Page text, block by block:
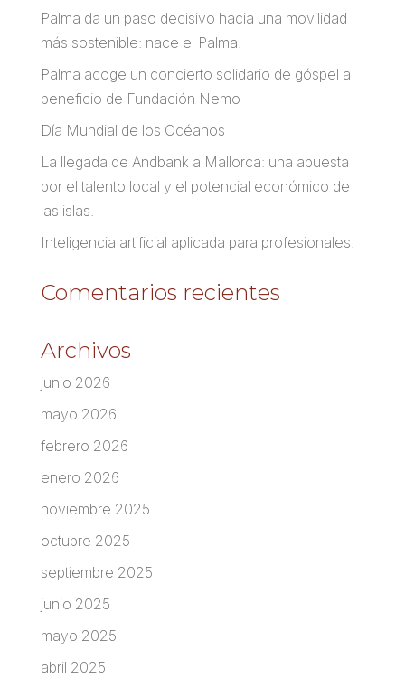
Palma da un paso decisivo hacia una movilidad
más sostenible: nace el Palma.
Palma acoge un concierto solidario de góspel a
beneficio de Fundación Nemo
Día Mundial de los Océanos
La llegada de Andbank a Mallorca: una apuesta
por el talento local y el potencial económico de
las islas.
Inteligencia artificial aplicada para profesionales.
Comentarios recientes
Archivos
junio 2026
mayo 2026
febrero 2026
enero 2026
noviembre 2025
octubre 2025
septiembre 2025
junio 2025
mayo 2025
abril 2025